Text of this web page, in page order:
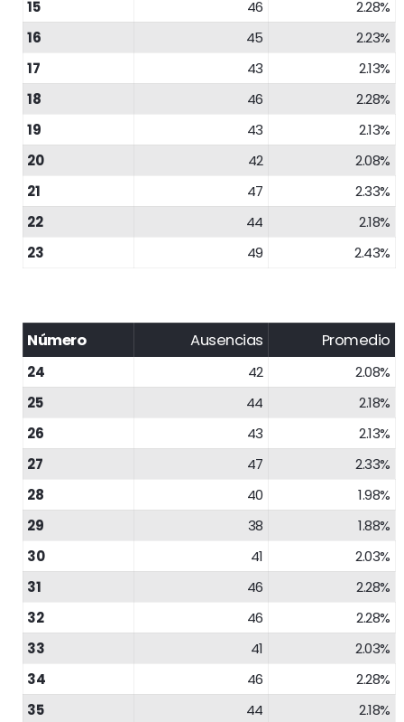
15
46
2.28%
16
45
2.23%
17
43
2.13%
18
46
2.28%
19
43
2.13%
20
42
2.08%
21
47
2.33%
22
44
2.18%
23
49 2.43%
Número Ausencias Promedio
24 42
2.08%
25
44
2.18%
26
43
2.13%
27
47
2.33%
28
40
1.98%
29
38
1.88%
30
41
2.03%
31
46
2.28%
32
46
2.28%
33
41
2.03%
34
46
2.28%
35
44
2.18%